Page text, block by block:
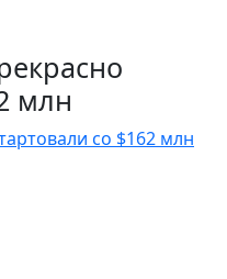
млн
со $162 млн